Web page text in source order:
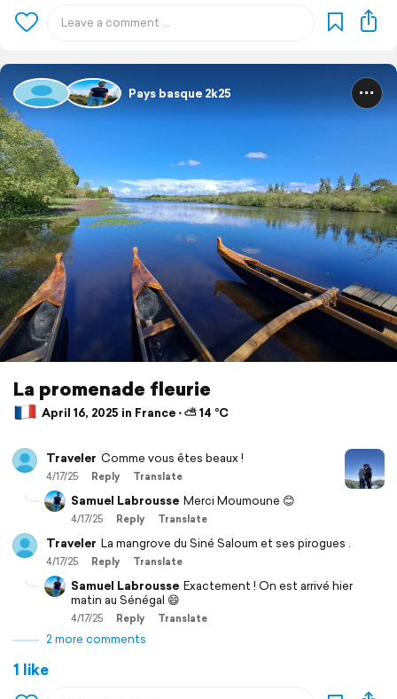
Pays basque 2k25
La promenade fleurie
April 16, 2025 in France ⋅ ⛅ 14 °C
Traveler Comme vous êtes beaux !
4/17/25 Reply Translate
Samuel Labrousse Merci Moumoune 😊
4/17/25 Reply Translate
Traveler La mangrove du Siné Saloum et ses pirogues .
4/17/25 Reply Translate
Samuel Labrousse Exactement ! On est arrivé hier
matin au Sénégal 😄
4/17/25 Reply Translate
2 more comments
1 like